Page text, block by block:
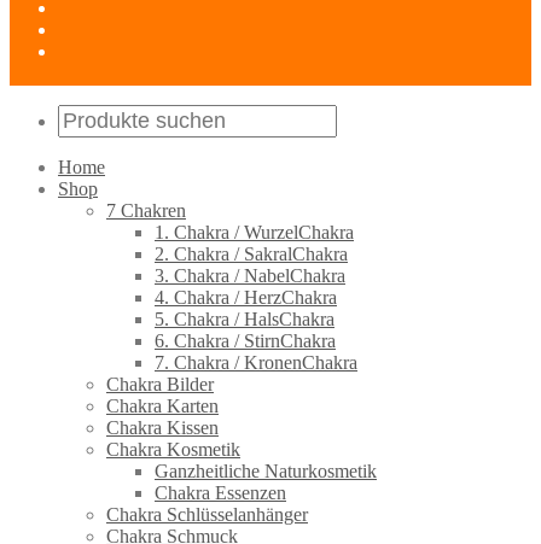
Home
Shop
7 Chakren
1. Chakra / WurzelChakra
2. Chakra / SakralChakra
3. Chakra / NabelChakra
4. Chakra / HerzChakra
5. Chakra / HalsChakra
6. Chakra / StirnChakra
7. Chakra / KronenChakra
Chakra Bilder
Chakra Karten
Chakra Kissen
Chakra Kosmetik
Ganzheitliche Naturkosmetik
Chakra Essenzen
Chakra Schlüsselanhänger
Chakra Schmuck